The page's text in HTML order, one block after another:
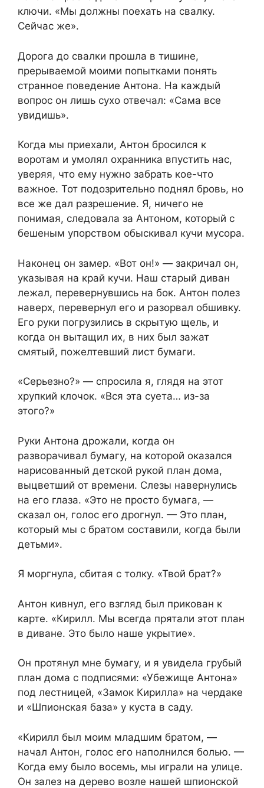
ключи. «Мы должны поехать на свалку.
Сейчас же».
Дорога до свалки прошла в тишине,
прерываемой моими попытками понять
странное поведение Антона. На каждый
вопрос он лишь сухо отвечал: «Сама все
увидишь».
Когда мы приехали, Антон бросился к
воротам и умолял охранника впустить нас,
уверяя, что ему нужно забрать кое-что
важное. Тот подозрительно поднял бровь, но
все же дал разрешение. Я, ничего не
понимая, следовала за Антоном, который с
бешеным упорством обыскивал кучи мусора.
Наконец он замер. «Вот он!» — закричал он,
указывая на край кучи. Наш старый диван
лежал, перевернувшись на бок. Антон полез
наверх, перевернул его и разорвал обшивку.
Его руки погрузились в скрытую щель, и
когда он вытащил их, в них был зажат
смятый, пожелтевший лист бумаги.
«Серьезно?» — спросила я, глядя на этот
хрупкий клочок. «Вся эта суета… из-за
этого?»
Руки Антона дрожали, когда он
разворачивал бумагу, на которой оказался
нарисованный детской рукой план дома,
выцветший от времени. Слезы навернулись
на его глаза. «Это не просто бумага, —
сказал он, голос его дрогнул. — Это план,
который мы с братом составили, когда были
детьми».
Я моргнула, сбитая с толку. «Твой брат?»
Антон кивнул, его взгляд был прикован к
карте. «Кирилл. Мы всегда прятали этот план
в диване. Это было наше укрытие».
Он протянул мне бумагу, и я увидела грубый
план дома с подписями: «Убежище Антона»
под лестницей, «Замок Кирилла» на чердаке
и «Шпионская база» у куста в саду.
«Кирилл был моим младшим братом, —
начал Антон, голос его наполнился болью. —
Когда ему было восемь, мы играли на улице.
Он залез на дерево возле нашей шпионской